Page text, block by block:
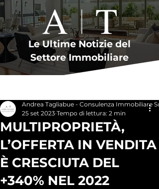
Le Ultime Notizie del
Settore Immobiliare
MULTIPROPRIETÀ,
L’OFFERTA IN VENDITA
È CRESCIUTA DEL
+340% NEL 2022
Andrea Tagliabue - Consulenza Immobiliare
25 set 2023 Tempo di lettura: 2 min